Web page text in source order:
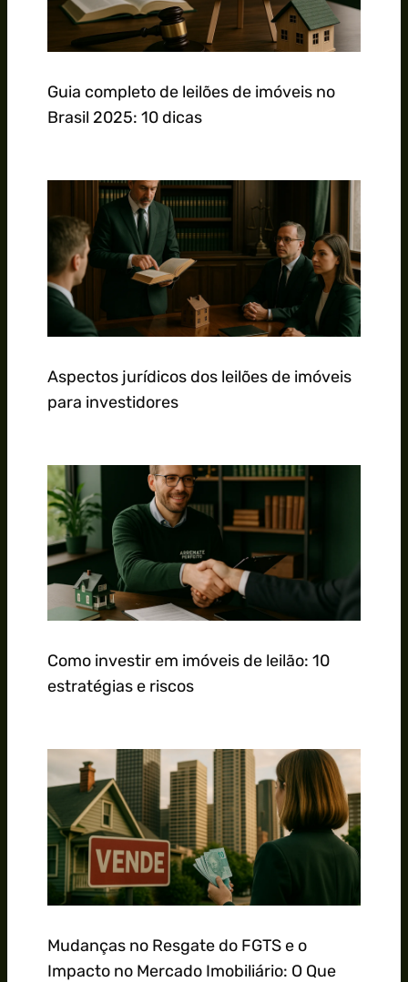
Guia completo de leilões de imóveis no
Brasil 2025: 10 dicas
Aspectos jurídicos dos leilões de imóveis
para investidores
Como investir em imóveis de leilão: 10
estratégias e riscos
Mudanças no Resgate do FGTS e o
Impacto no Mercado Imobiliário: O Que